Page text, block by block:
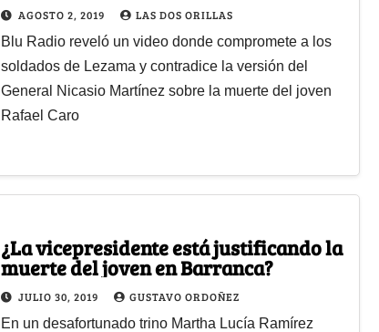
AGOSTO 2, 2019 LAS DOS ORILLAS
Blu Radio reveló un video donde compromete a los
soldados de Lezama y contradice la versión del
General Nicasio Martínez sobre la muerte del joven
Rafael Caro
¿La vicepresidente está justificando la
muerte del joven en Barranca?
JULIO 30, 2019 GUSTAVO ORDOÑEZ
En un desafortunado trino Martha Lucía Ramírez